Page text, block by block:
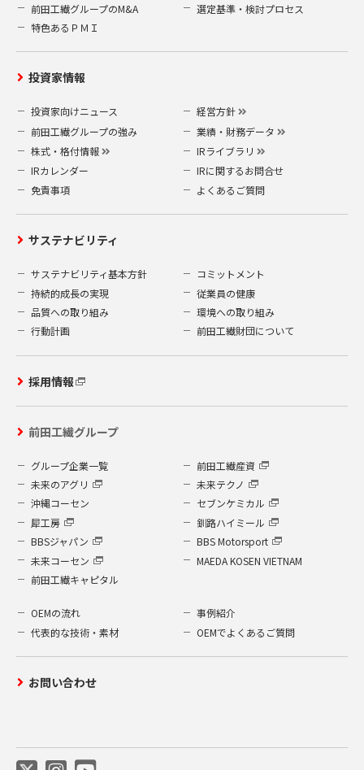
全てご記入の上、本人確認の為の書類（B）
を同封し、下記窓口までご郵送ください。
〒919-0422
福井県坂井市春江町沖布目 38-3
前田工繊株式会社 業務企画部 企画総務
グループ
（A）当社指定の申請書
個人情報開示等申請書
(10.05 kB)
（B）本人確認の為の書類
なお、情報開示などの請求等は、本人確認
の必要上、郵送によるもののみ受付致しま
りませんので、予めご了承ください。
また、開示等の請求は1回の申請ごとに500
円の手数料がかかります。500円分の郵便切
手を申請書類に同封してください。
当社は、お客様の個人情報を安全に管理・
運営するよう鋭意努力しており、個人情報
への外部からの不正なアクセス、個人情報
の紛失・破壊・改ざん・漏洩などへの危険
防止に対する合理的かつ適切な安全対策を
行っています。
個人情報を取り扱う部門に管理責任者を
置き、管理を徹底させているとともに個
人情報の取扱いに関し、社内規程を整備
し、徹底し、全ての従業員との間に守秘
個人情報は、限られた担当者のみがアク
セスできるシステムにより保護されてお
社内に設置されたコンピューターは、す
前田工繊グループのM&A
選定基準・検討プロセス
特色あるＰＭＩ
投資家情報
投資家向けニュース
経営方針
前田工繊グループの強み
業績・財務データ
株式・格付情報
IRライブラリ
IRカレンダー
IRに関するお問合せ
免責事項
よくあるご質問
サステナビリティ
サステナビリティ基本方針
コミットメント
持続的成長の実現
従業員の健康
品質への取り組み
環境への取り組み
行動計画
前田工繊財団について
採用情報
前田工繊グループ
グループ企業一覧
前田工繊産資
未来のアグリ
未来テクノ
沖縄コーセン
セブンケミカル
犀工房
釧路ハイミール
BBSジャパン
BBS Motorsport
未来コーセン
MAEDA KOSEN VIETNAM
前田工繊キャピタル
OEMの流れ
事例紹介
代表的な技術・素材
OEMでよくあるご質問
お問い合わせ